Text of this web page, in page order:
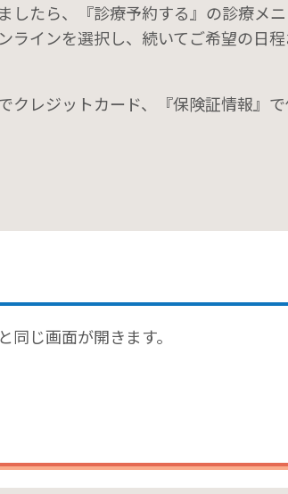
したら、『診療予約する』の診療メ
ラインを選択し、続いてご希望の日
クレジットカード、『保険証情報』
じ画面が開きます。